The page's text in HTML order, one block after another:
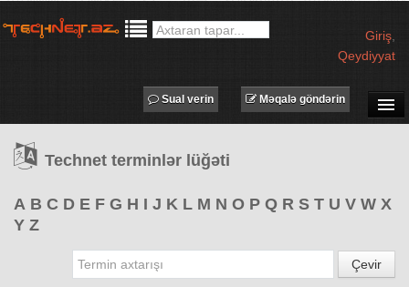
Giriş
Qeydiyyat
TƏDBİRLƏR
PROQRAMLAR
Məqalə göndərin
Sual verin
Technet terminlər lüğəti
A B C D E F G H I J K L M N O P Q R S T U V W X
Y Z
Çevir